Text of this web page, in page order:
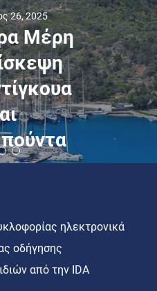
26, 2025
Μέρη
ηλεκτρονικά
οδήγησης
από την IDA